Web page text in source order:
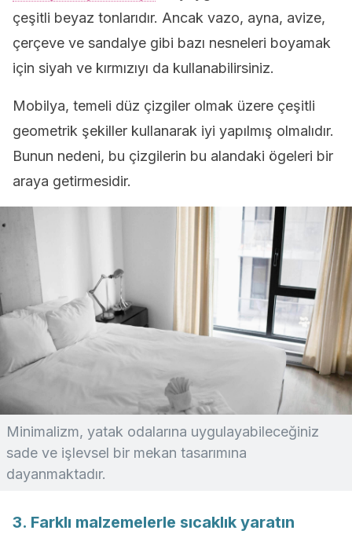
çeşitli beyaz tonlarıdır. Ancak vazo, ayna, avize,
çerçeve ve sandalye gibi bazı nesneleri boyamak
için siyah ve kırmızıyı da kullanabilirsiniz.
Mobilya, temeli düz çizgiler olmak üzere çeşitli
geometrik şekiller kullanarak iyi yapılmış olmalıdır.
Bunun nedeni, bu çizgilerin bu alandaki ögeleri bir
araya getirmesidir.
Minimalizm, yatak odalarına uygulayabileceğiniz
sade ve işlevsel bir mekan tasarımına
dayanmaktadır.
3. Farklı malzemelerle sıcaklık yaratın